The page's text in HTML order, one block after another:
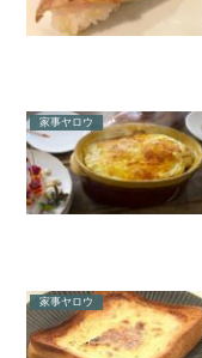
家事ヤロウ
家事ヤロウ